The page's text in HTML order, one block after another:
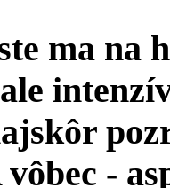
ma na
-